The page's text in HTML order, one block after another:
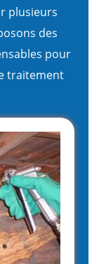
plusieurs
des
pour
traitement